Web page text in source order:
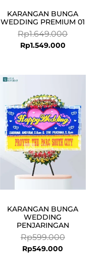
KARANGAN BUNGA
WEDDING PREMIUM 01
Rp1.649.000
Rp1.549.000
KARANGAN BUNGA
WEDDING
PENJARINGAN
Rp599.000
was:
Rp599.000.
Rp549.000
is:
Rp549.000.